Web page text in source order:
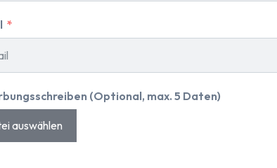
(Optional, max. 5 Daten)
auswählen